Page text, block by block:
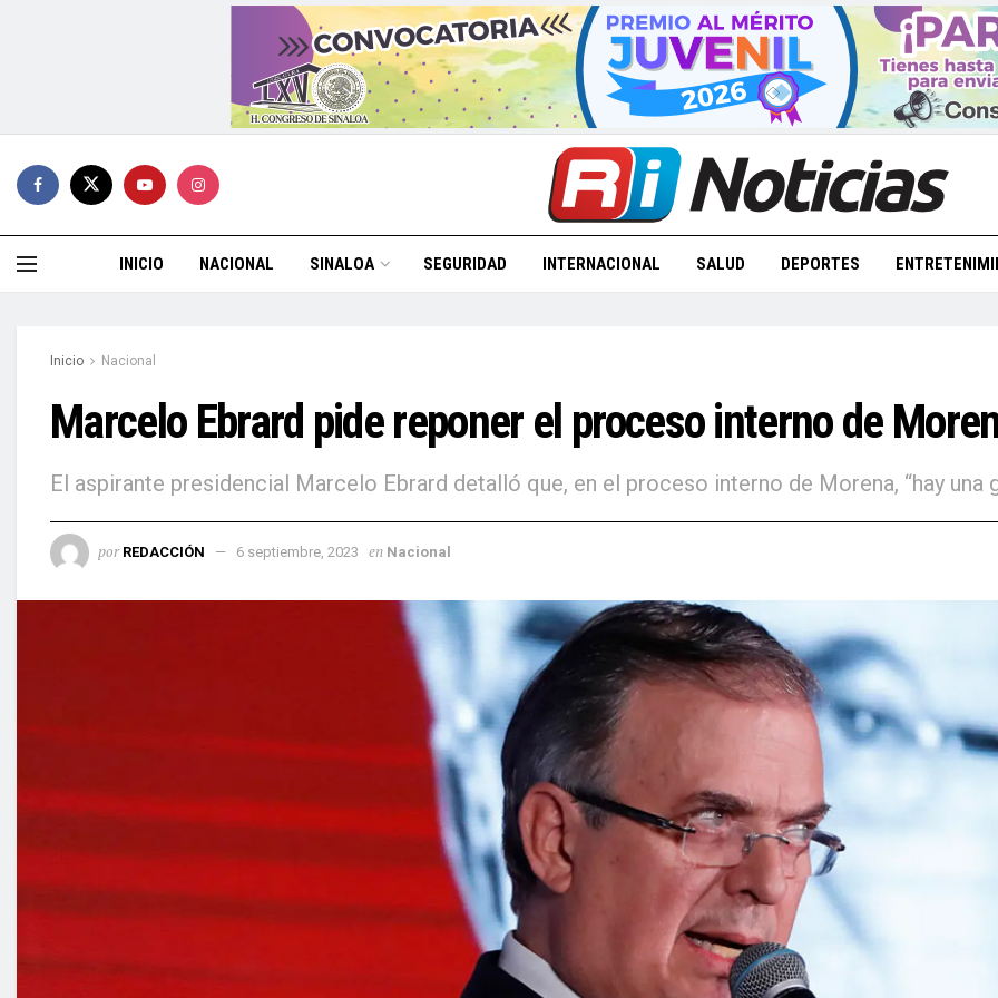
INICIO NACIONAL SINALOA SEGURIDAD INTERNACIONAL SALUD DEPORTES
Inicio Nacional
Marcelo Ebrard pide reponer el proceso interno de
El aspirante presidencial Marcelo Ebrard detalló que, en el proceso interno de Morena, “hay una
por REDACCIÓN 6 septiembre, 2023 en Nacional